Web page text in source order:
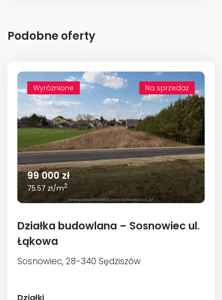
Podobne oferty
Wyróżnione
Wyróżnione Na sprzedaż
99 000 zł
75.57 zł/m2
Działka budowlana – Sosnowiec ul.
Łąkowa
Sosnowiec, 28-340 Sędziszów